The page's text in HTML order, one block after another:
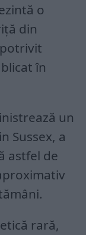
o
din
în
un
Sussex, a
astfel de
rară,